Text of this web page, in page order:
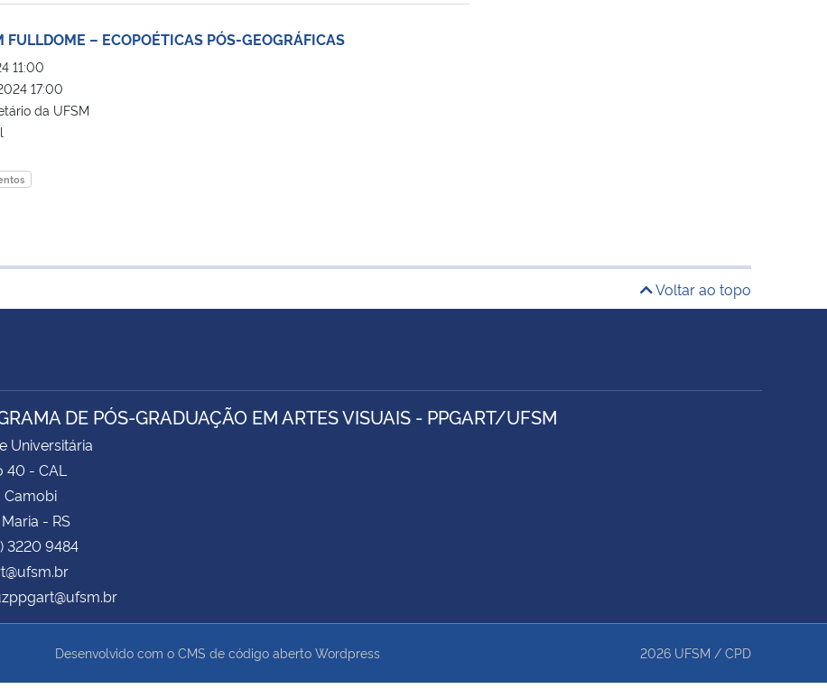
FULLDOME – ECOPOÉTICAS PÓS-GEOGRÁFICAS
11:00
17:00
da UFSM
Voltar ao topo
DE PÓS-GRADUAÇÃO EM ARTES VISUAIS - PPGART/UFSM
Universitária
40 - CAL
Camobi
- RS
3220 9484
Desenvolvido com o CMS de código aberto Wordpress 2026 UFSM / CPD